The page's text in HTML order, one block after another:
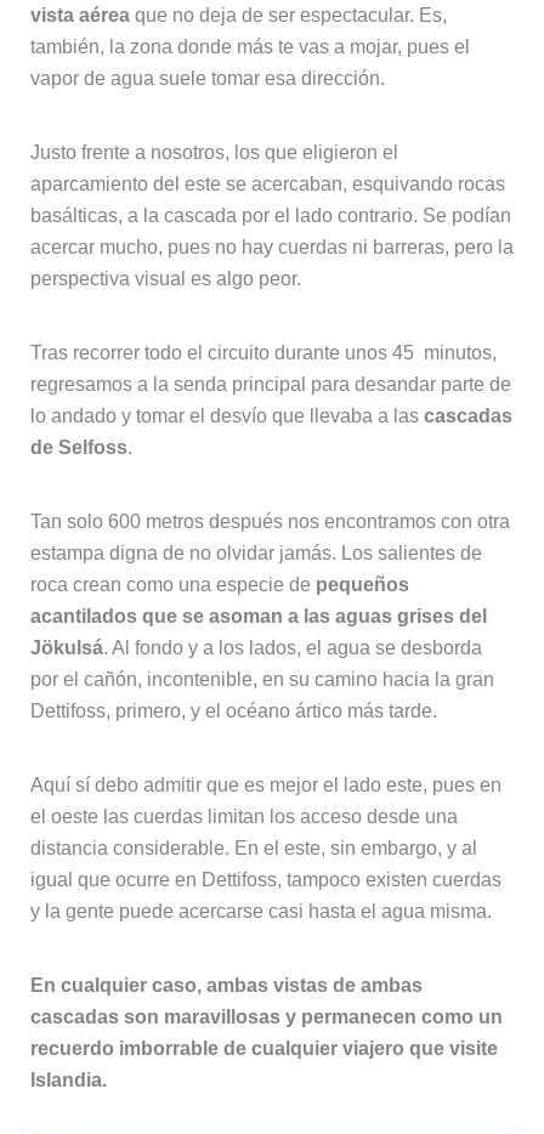
vista aéreaque no deja de ser espectacular. Es,
también, la zona donde más te vas a mojar, pues el
vapor de agua suele tomar esa dirección.
Justo frente a nosotros, los que eligieron el
aparcamiento del este se acercaban, esquivando rocas
basálticas, a la cascada por el lado contrario. Se podían
acercar mucho, pues no hay cuerdas ni barreras, pero la
perspectiva visual es algo peor.
Tras recorrer todo el circuito durante unos 45 minutos,
regresamos a la senda principal para desandar parte de
lo andado y tomar el desvío que llevaba a las cascadas
de Selfoss.
Tan solo 600 metros después nos encontramos con otra
estampa digna de no olvidar jamás. Los salientes de
roca crean como una especie de pequeños
acantilados que se asoman a las aguas grises del
Jökulsá. Al fondo y a los lados, el agua se desborda
por el cañón, incontenible, en su camino hacia la gran
Dettifoss, primero, y el océano ártico más tarde.
Aquí sí debo admitir que es mejor el lado este, pues en
el oeste las cuerdas limitan los acceso desde una
distancia considerable. En el este, sin embargo, y al
igual que ocurre en Dettifoss, tampoco existen cuerdas
y la gente puede acercarse casi hasta el agua misma.
En cualquier caso, ambas vistas de ambas
cascadas son maravillosas y permanecen como un
recuerdo imborrable de cualquier viajero que visite
Islandia.